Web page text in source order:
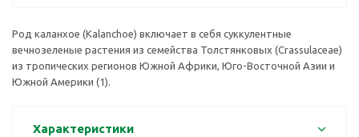
Род каланхое (Kalanchoe) включает в себя суккулентные
вечнозеленые растения из семейства Толстянковых (Crassulaceae)
из тропических регионов Южной Африки, Юго-Восточной Азии и
Южной Америки (1).
Характеристики